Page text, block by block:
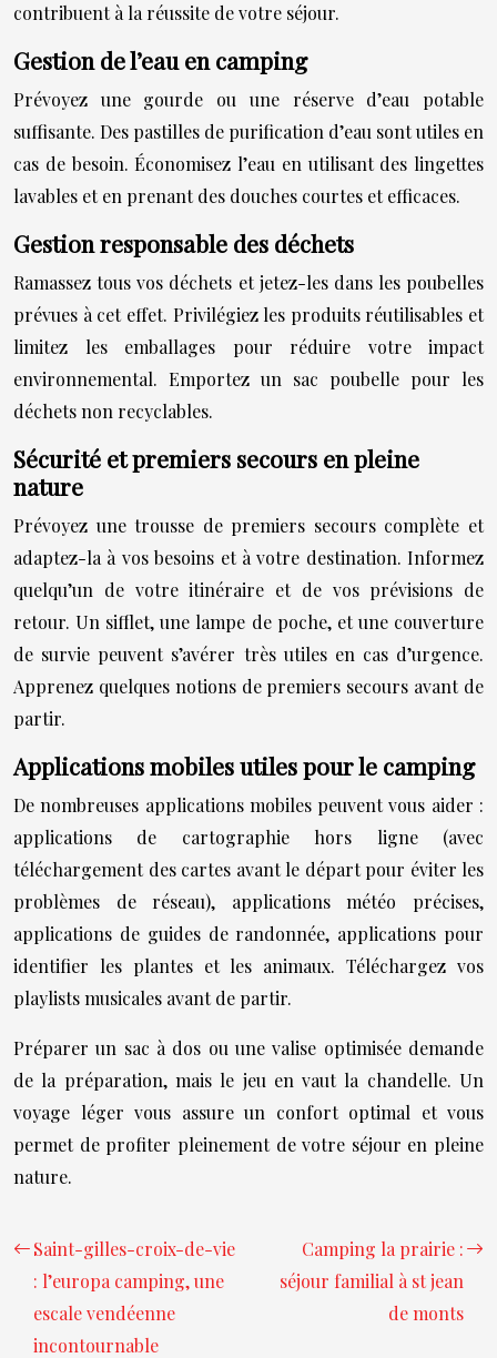
contribuent à la réussite de votre séjour.
Gestion de l’eau en camping
Prévoyez une gourde ou une réserve d’eau potable
suffisante. Des pastilles de purification d’eau sont utiles en
cas de besoin. Économisez l’eau en utilisant des lingettes
lavables et en prenant des douches courtes et efficaces.
Gestion responsable des déchets
Ramassez tous vos déchets et jetez-les dans les poubelles
prévues à cet effet. Privilégiez les produits réutilisables et
limitez les emballages pour réduire votre impact
environnemental. Emportez un sac poubelle pour les
déchets non recyclables.
Sécurité et premiers secours en pleine
nature
Prévoyez une trousse de premiers secours complète et
adaptez-la à vos besoins et à votre destination. Informez
quelqu’un de votre itinéraire et de vos prévisions de
retour. Un sifflet, une lampe de poche, et une couverture
de survie peuvent s’avérer très utiles en cas d’urgence.
Apprenez quelques notions de premiers secours avant de
partir.
Applications mobiles utiles pour le camping
De nombreuses applications mobiles peuvent vous aider :
applications de cartographie hors ligne (avec
téléchargement des cartes avant le départ pour éviter les
problèmes de réseau), applications météo précises,
applications de guides de randonnée, applications pour
identifier les plantes et les animaux. Téléchargez vos
playlists musicales avant de partir.
Préparer un sac à dos ou une valise optimisée demande
de la préparation, mais le jeu en vaut la chandelle. Un
voyage léger vous assure un confort optimal et vous
permet de profiter pleinement de votre séjour en pleine
nature.
Saint-gilles-croix-de-vie
: l’europa camping, une
escale vendéenne
incontournable
Camping la prairie :
séjour familial à st jean
de monts